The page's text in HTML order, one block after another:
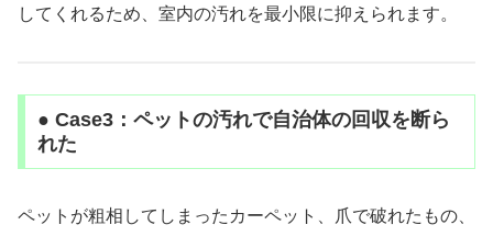
してくれるため、室内の汚れを最小限に抑えられます。
● Case3：ペットの汚れで自治体の回収を断ら
れた
ペットが粗相してしまったカーペット、爪で破れたもの、